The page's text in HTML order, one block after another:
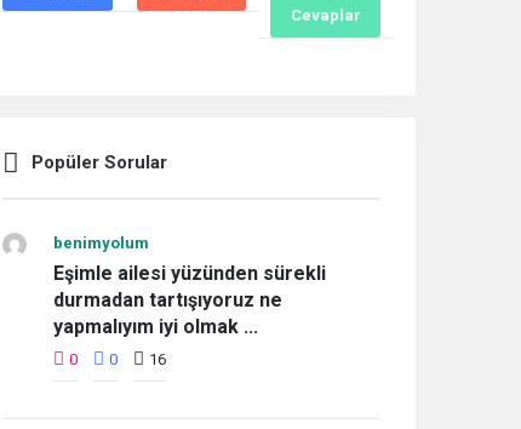
Cevaplar
Popüler Sorular
benimyolum
Eşimle ailesi yüzünden sürekli
durmadan tartışıyoruz ne
yapmalıyım iyi olmak ...
0 0 16